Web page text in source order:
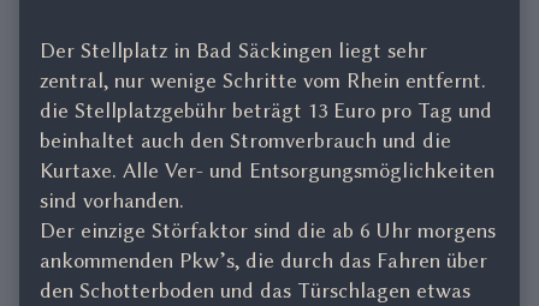
Der Stellplatz in Bad Säckingen liegt sehr
zentral, nur wenige Schritte vom Rhein entfernt.
die Stellplatzgebühr beträgt 13 Euro pro Tag und
beinhaltet auch den Stromverbrauch und die
Kurtaxe. Alle Ver- und Entsorgungsmöglichkeiten
sind vorhanden.
Der einzige Störfaktor sind die ab 6 Uhr morgens
ankommenden Pkw’s, die durch das Fahren über
den Schotterboden und das Türschlagen etwas